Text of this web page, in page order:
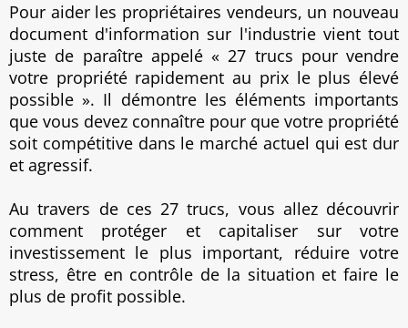
Pour aider les propriétaires vendeurs, un nouveau
document d'information sur l'industrie vient tout
juste de paraître appelé « 27 trucs pour vendre
votre propriété rapidement au prix le plus élevé
possible ». Il démontre les éléments importants
que vous devez connaître pour que votre propriété
soit compétitive dans le marché actuel qui est dur
et agressif.
Au travers de ces 27 trucs, vous allez découvrir
comment protéger et capitaliser sur votre
investissement le plus important, réduire votre
stress, être en contrôle de la situation et faire le
plus de profit possible.